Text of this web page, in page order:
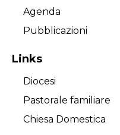
Agenda
Pubblicazioni
Links
Diocesi
Pastorale familiare
Chiesa Domestica